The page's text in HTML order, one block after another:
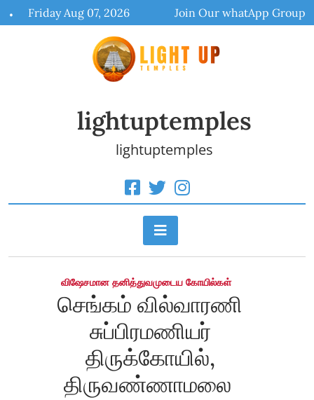
to
Friday Aug 07, 2026 Join Our whatApp Group
lightuptemples
lightuptemples
விஷேசமான தனித்துவமுடைய கோயில்கள்
செங்கம் வில்வாரணி
சுப்பிரமணியர்
திருக்கோயில்,
திருவண்ணாமலை